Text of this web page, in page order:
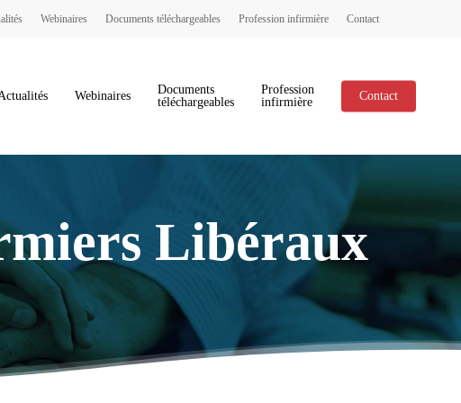
Webinaires Documents téléchargeables Profession infirmière Contact
Webinaires
Documents
téléchargeables
Profession
infirmière
Contact
Libéraux